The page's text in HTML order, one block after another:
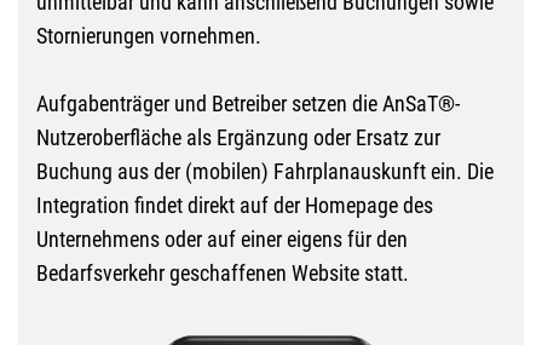
Stornierungen vornehmen.
Aufgabenträger und Betreiber setzen die AnSaT®-
Nutzeroberfläche als Ergänzung oder Ersatz zur
Buchung aus der (mobilen) Fahrplanauskunft ein. Die
Integration findet direkt auf der Homepage des
Unternehmens oder auf einer eigens für den
Bedarfsverkehr geschaffenen Website statt.